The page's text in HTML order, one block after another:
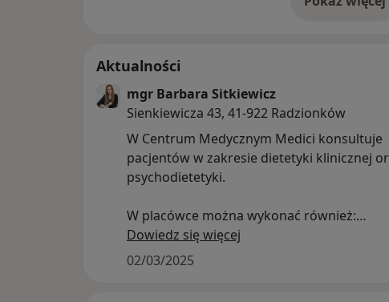
o
Aktualności
mgr Barbara Sitkiewicz
Sienkiewicza 43, 41-922 Radzionków
W Centrum Medycznym Medici konsultuje
pacjentów w zakresie dietetyki klinicznej
psychodietetyki.
W placówce można wykonać również:
- USG w tym również dopplerowskie
- Konsultacje Gastrologiczne
Dowiedz się więcej
02/03/2025